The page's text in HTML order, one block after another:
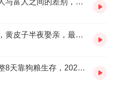
最新大片《饥渴游戏》，穷人与富人之间的差别，到底有多大
东北出马仙实力果然不一般，黄皮子半夜娶亲，最新民俗电影
顶级神偷被困千万豪宅，整整8天靠狗粮生存，2023最新电影